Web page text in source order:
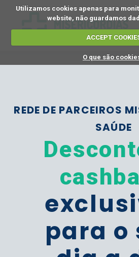
Utilizamos cookies apenas para
website, não guardamos
ACCEPT
O que são
REDE DE PARCEIROS
SAÚDE
para o